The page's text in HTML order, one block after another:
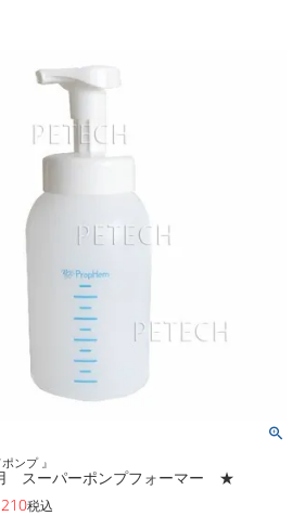
ンプ 』
スーパーポンプフォーマー ★
税込